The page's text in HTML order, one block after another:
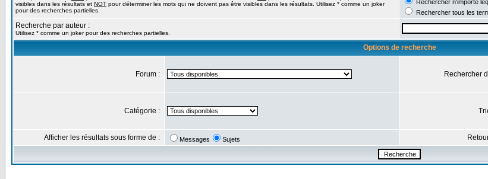
visibles dans les résultats et NOT pour déterminer les mots qui ne doivent pas être visibles dans les résultats. Utilisez * comme un joker
pour des recherches partielles.
Rechercher n'importe
Rechercher tous les
Recherche par auteur :
Utilisez * comme un joker pour des recherches partielles.
Options de recherche
Forum : Rechercher
Catégorie :
Afficher les résultats sous forme de : Messages Sujets